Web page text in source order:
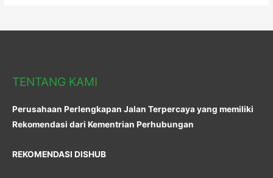
TENTANG KAMI
Perusahaan Perlengkapan Jalan Terpercaya yang memiliki
Rekomendasi dari Kementrian Perhubungan
REKOMENDASI DISHUB